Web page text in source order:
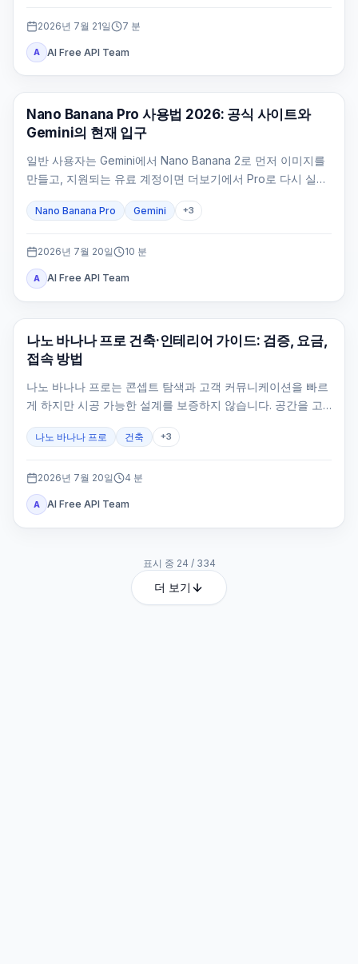
2026년 7월 21일 7 분
A AI Free API Team
AI 이미지 생성
Nano Banana Pro 사용법 2026: 공식 사이트와
Gemini의 현재 입구
일반 사용자는 Gemini에서 Nano Banana 2로 먼저 이미지를
만들고, 지원되는 유료 계정이면 더보기에서 Pro로 다시 실행
인해야 합니다.
Nano Banana Pro Gemini +3
2026년 7월 20일 10 분
A AI Free API Team
AI 이미지 생성
나노 바나나 프로 건축·인테리어 가이드: 검증, 요금,
접속 방법
나노 바나나 프로는 콘셉트 탐색과 고객 커뮤니케이션을 빠르
게 하지만 시공 가능한 설계를 보증하지 않습니다. 공간을 고
나노 바나나 프로 건축 +3
2026년 7월 20일 4 분
A AI Free API Team
표시 중 24 / 334
더 보기